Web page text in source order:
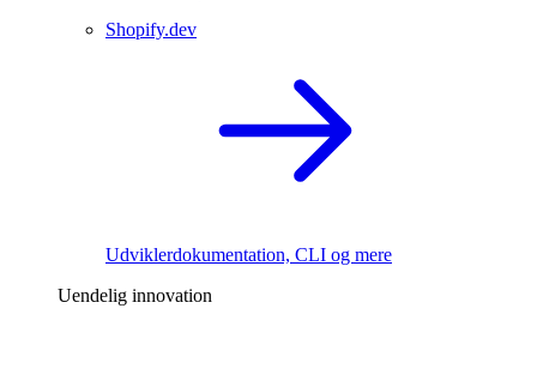
Shopify.dev
Udviklerdokumentation, CLI og mere
Uendelig innovation